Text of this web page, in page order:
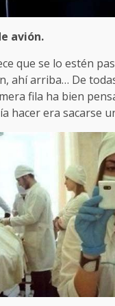
avión.
que se lo estén
ahí arriba… De
fila ha bien
hacer era sacarse